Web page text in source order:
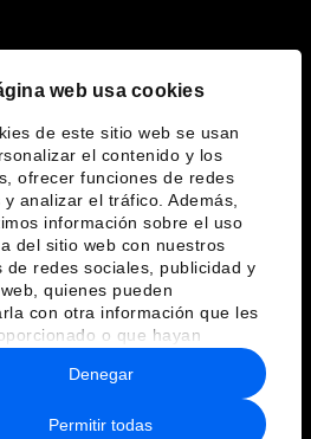
web usa cookies
de este sitio web se usan
el contenido y los
ofrecer funciones de redes
analizar el tráfico. Además,
información sobre el uso
del sitio web con nuestros
de redes sociales, publicidad y
quienes pueden
con otra información que les
o que hayan
a partir del uso que haya
sus servicios.
Permitir todas
Denegar
y normas de uso